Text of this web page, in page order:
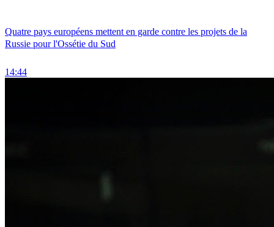
Quatre pays européens mettent en garde contre les projets de la
Russie pour l'Ossétie du Sud
14:44